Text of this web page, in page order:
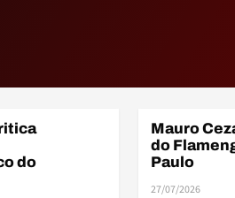
do
BRASILEIRÃO
Mauro
do
Paulo
27/07/2026